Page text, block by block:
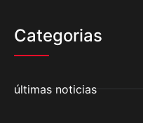
Categorias
últimas noticias